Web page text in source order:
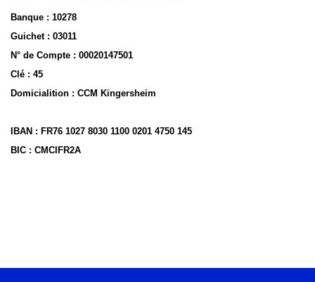
Banque : 10278
Guichet : 03011
N° de Compte : 00020147501
Clé : 45
Domicialition : CCM Kingersheim
IBAN : FR76 1027 8030 1100 0201 4750 145
BIC : CMCIFR2A